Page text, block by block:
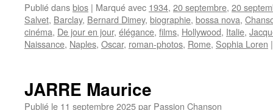
Publié dansbios | Marqué avec 1934, 20 septembre, 20
Salvet, Barclay, Bernard Dimey, biographie, bossa nova,
cinéma, De jour en jour, élégance, films, Hollywood, Italie,
Naissance, Naples, Oscar, roman-photos, Rome, Sophia Loren |
JARRE Maurice
Publié le 11 septembre 2025par Passion Chanson